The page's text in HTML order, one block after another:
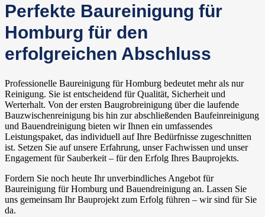
Perfekte Baureinigung für
Homburg für den
erfolgreichen Abschluss
Professionelle Baureinigung für Homburg bedeutet mehr als nur
Reinigung. Sie ist entscheidend für Qualität, Sicherheit und
Werterhalt. Von der ersten Baugrobreinigung über die laufende
Bauzwischenreinigung bis hin zur abschließenden Baufeinreinigung
und Bauendreinigung bieten wir Ihnen ein umfassendes
Leistungspaket, das individuell auf Ihre Bedürfnisse zugeschnitten
ist. Setzen Sie auf unsere Erfahrung, unser Fachwissen und unser
Engagement für Sauberkeit – für den Erfolg Ihres Bauprojekts.
Fordern Sie noch heute Ihr unverbindliches Angebot für
Baureinigung für Homburg und Bauendreinigung an. Lassen Sie
uns gemeinsam Ihr Bauprojekt zum Erfolg führen – wir sind für Sie
da.